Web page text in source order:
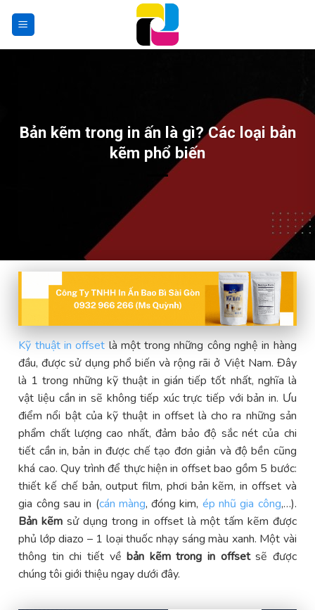
Bản kẽm trong in ấn là gì? Các loại bản
kẽm phổ biến
Kỹ thuật in offset là một trong những công nghệ in hàng
đầu, được sử dụng phổ biến và rộng rãi ở Việt Nam. Đây
là 1 trong những kỹ thuật in gián tiếp tốt nhất, nghĩa là
vật liệu cần in sẽ không tiếp xúc trực tiếp với bản in. Ưu
điểm nổi bật của kỹ thuật in offset là cho ra những sản
phẩm chất lượng cao nhất, đảm bảo độ sắc nét của chi
tiết cần in, bản in được chế tạo đơn giản và độ bền cũng
khá cao. Quy trình để thực hiện in offset bao gồm 5 bước:
thiết kế chế bản, output film, phơi bản kẽm, in offset và
gia công sau in (cán màng, đóng kim, ép nhũ gia công,…).
Bản kẽm sử dụng trong in offset là một tấm kẽm được
phủ lớp diazo – 1 loại thuốc nhạy sáng màu xanh. Một vài
thông tin chi tiết vềbản kẽm trong in offsetsẽ được
chúng tôi giới thiệu ngay dưới đây.